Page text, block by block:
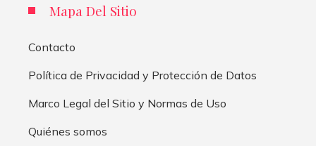
Mapa Del Sitio
Contacto
Política de Privacidad y Protección de Datos
Marco Legal del Sitio y Normas de Uso
Quiénes somos